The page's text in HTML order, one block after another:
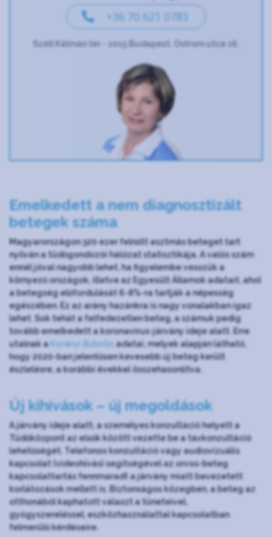
+36 70 621 0783
Széll Kálmán tér - 1015 Budapest, Ostrom utca 16.
Emelkedett a nem diagnosztizált
betegek száma
Magyarországon 320 ezer felnőtt asztmás beteget tart
nyilván a tüdőgondozói hálózat statisztikája. A valós szám
ennél jóval nagyobb lehet, ha figyelembe vesszük a
környező országok, illetve az Egyesült Államok adatait, ahol
a betegség előfordulását 6-8%-ra tartják a népesség
egészében. Ez az arány hazánkra is nagy vonalakban igaz
lehet. Sok tehát a felfedezetlen beteg, a számuk pedig
tovább emelkedett a koronavírus-járvány ideje alatt. Erre
utalnak aKorányi Bulletinadatai, melyek alapján látható,
hogy 2020-ban jelentősen kevesebb új beteg került
észlelésre, a korábbi évekkel összehasonlítva.
Új kihívások – új megoldások
A járvány ideje alatt, a személyes konzultáció helyett a
Tüdőközpont az elsők között vezette be a távkonzultáció
lehetőségét. Telefonos konzultáció vagy audiovizuális
kapcsolat (videohívás) segítségével az orvos-beteg
kapcsolattartás fennmaradt a járvány miatt bevezetett
korlátozások mellett is. Biztonságos közegben, a beteg az
otthonából kaphatott választ a tüneteivel,
gyógyszereléssel, eszközhasználattal kapcsolatban
felmerülő kérdéseire.